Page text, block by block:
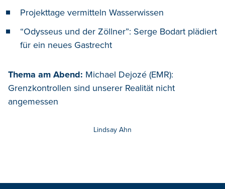
Projekttage vermitteln Wasserwissen
“Odysseus und der Zöllner”: Serge Bodart plädiert
für ein neues Gastrecht
Thema am Abend: Michael Dejozé (EMR):
Grenzkontrollen sind unserer Realität nicht
angemessen
Lindsay Ahn